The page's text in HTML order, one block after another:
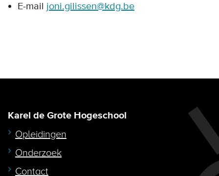
E-mail joni.gilissen@kdg.be
Karel de Grote Hogeschool
Opleidingen
Onderzoek
Contact